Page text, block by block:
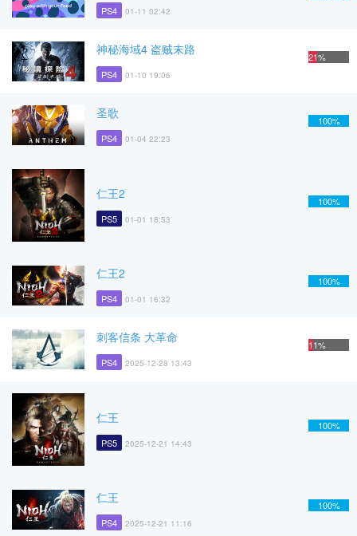
PS4 01-11 02:42
神秘海域4 盗贼末路
PS4 01-10 19:06
21%
圣歌
PS4 01-04 22:23
100%
仁王2
PS5 01-01 18:53
100%
仁王2
PS4 01-01 16:32
100%
刺客信条 大革命
PS4 2025-12-28 13:43
11%
仁王
PS5 2025-12-21 14:43
100%
仁王
PS4 2025-12-21 11:16
100%